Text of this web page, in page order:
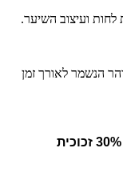
ועיצוב השיער.
הנשמר לאורך זמן
בקבוק הזכוכית הניתן למילוי עשוי לפחות 30% זכוכית